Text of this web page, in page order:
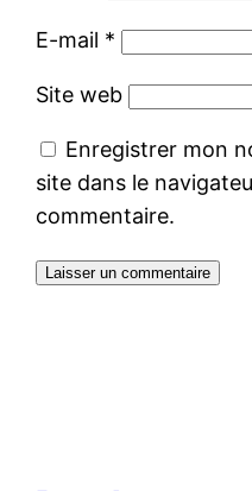
E-mail *
Site web
Enregistrer mon
site dans le
commentaire.